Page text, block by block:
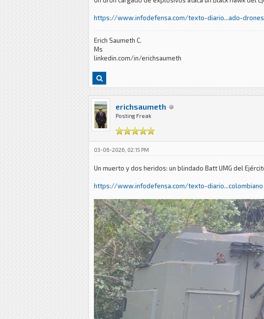
https://www.infodefensa.com/texto-diario...ado-drones
Erich Saumeth C.
Ms
linkedin.com/in/erichsaumeth
erichsaumeth
Posting Freak
03-06-2026, 02:15 PM
Un muerto y dos heridos: un blindado Batt UMG del
https://www.infodefensa.com/texto-diario...colombiano